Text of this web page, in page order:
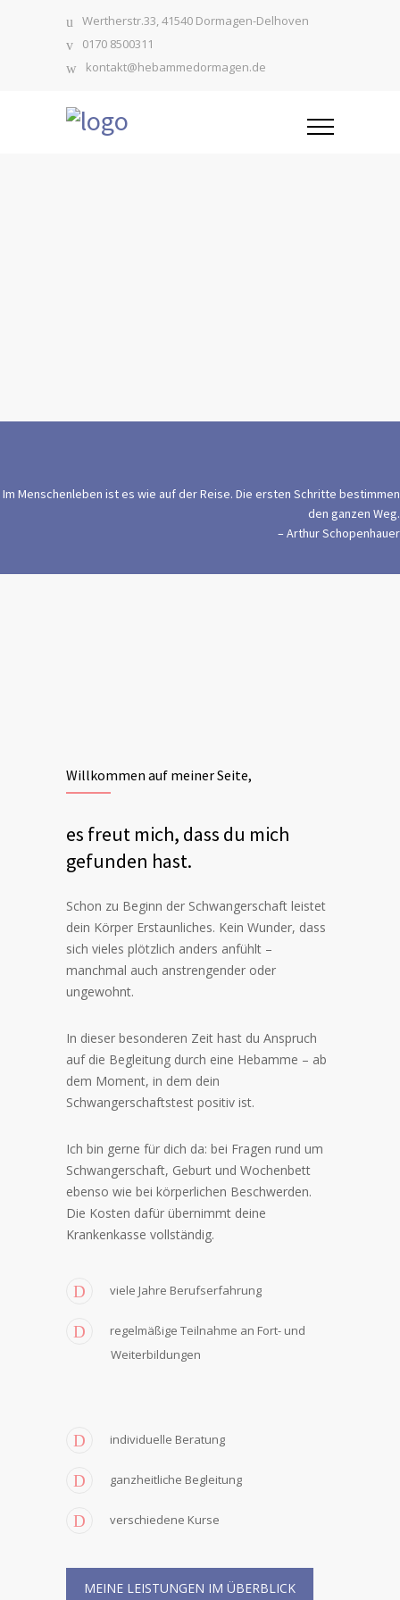
Wertherstr.33, 41540 Dormagen-Delhoven
0170 8500311
kontakt@hebammedormagen.de
Im Menschenleben ist es wie auf der Reise. Die ersten Schritte bestimmen
den ganzen Weg.
– Arthur Schopenhauer
Willkommen auf meiner Seite,
es freut mich, dass du mich
gefunden hast.
Schon zu Beginn der Schwangerschaft leistet
dein Körper Erstaunliches. Kein Wunder, dass
sich vieles plötzlich anders anfühlt –
manchmal auch anstrengender oder
ungewohnt.
In dieser besonderen Zeit hast du Anspruch
auf die Begleitung durch eine Hebamme – ab
dem Moment, in dem dein
Schwangerschaftstest positiv ist.
Ich bin gerne für dich da: bei Fragen rund um
Schwangerschaft, Geburt und Wochenbett
ebenso wie bei körperlichen Beschwerden.
Die Kosten dafür übernimmt deine
Krankenkasse vollständig.
viele Jahre Berufserfahrung
regelmäßige Teilnahme an Fort- und
Weiterbildungen
individuelle Beratung
ganzheitliche Begleitung
verschiedene Kurse
MEINE LEISTUNGEN IM ÜBERBLICK